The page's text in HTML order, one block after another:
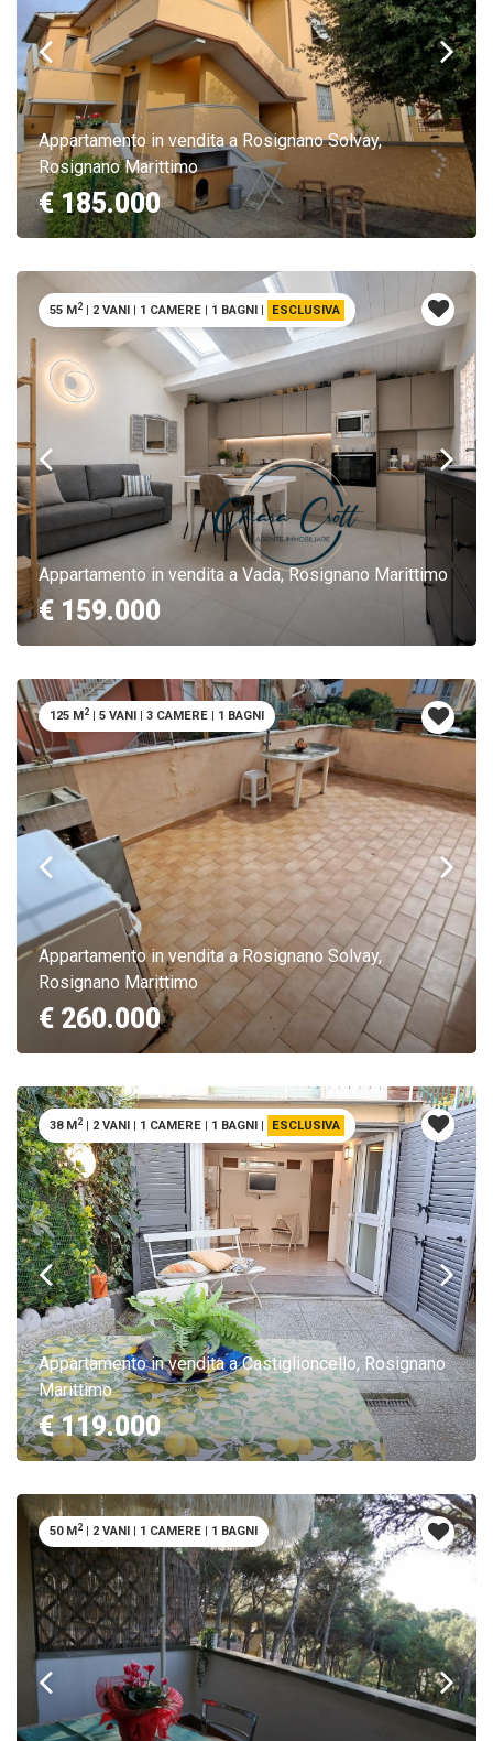
Appartamento in vendita a Rosignano Solvay,
Rosignano Marittimo
€ 185.000
Appartamento in vendita a Vada, Rosignano Marittimo
€ 159.000
55 M2 | 2 VANI | 1 CAMERE | 1 BAGNI | ESCLUSIVA
Appartamento in vendita a Rosignano Solvay,
Rosignano Marittimo
€ 260.000
125 M2 | 5 VANI | 3 CAMERE | 1 BAGNI
Appartamento in vendita a Castiglioncello, Rosignano
Marittimo
€ 119.000
38 M2 | 2 VANI | 1 CAMERE | 1 BAGNI | ESCLUSIVA
50 M2 | 2 VANI | 1 CAMERE | 1 BAGNI